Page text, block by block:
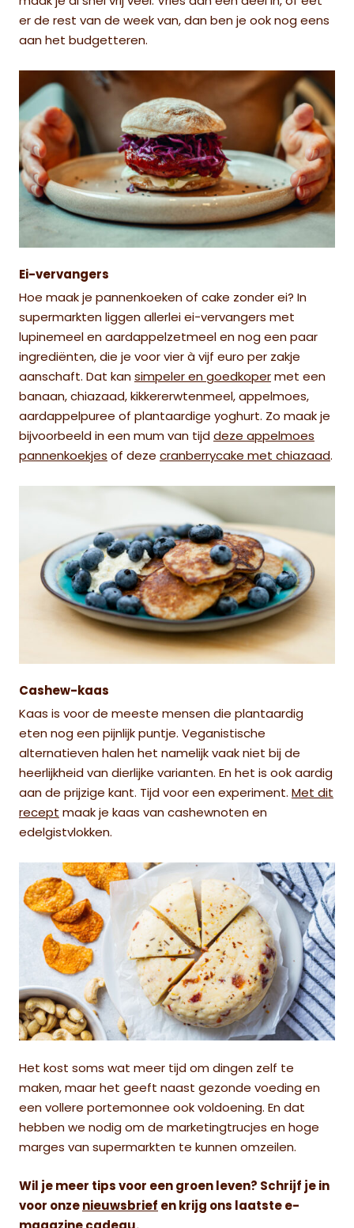
er de rest van de week van, dan ben je ook nog eens
aan het budgetteren.
Ei-vervangers
Hoe maak je pannenkoeken of cake zonder ei? In
supermarkten liggen allerlei ei-vervangers met
lupinemeel en aardappelzetmeel en nog een paar
ingrediënten, die je voor vier à vijf euro per zakje
aanschaft. Dat kan simpeler en goedkoper met een
banaan, chiazaad, kikkererwtenmeel, appelmoes,
aardappelpuree of plantaardige yoghurt. Zo maak je
bijvoorbeeld in een mum van tijd deze appelmoes
pannenkoekjes of deze cranberrycake met chiazaad.
Cashew-kaas
Kaas is voor de meeste mensen die plantaardig
eten nog een pijnlijk puntje. Veganistische
alternatieven halen het namelijk vaak niet bij de
heerlijkheid van dierlijke varianten. En het is ook aardig
aan de prijzige kant. Tijd voor een experiment. Met dit
recept maak je kaas van cashewnoten en
edelgistvlokken.
Het kost soms wat meer tijd om dingen zelf te
maken, maar het geeft naast gezonde voeding en
een vollere portemonnee ook voldoening. En dat
hebben we nodig om de marketingtrucjes en hoge
marges van supermarkten te kunnen omzeilen.
Wil je meer tips voor een groen leven? Schrijf je in
voor onze nieuwsbrief en krijg ons laatste e-